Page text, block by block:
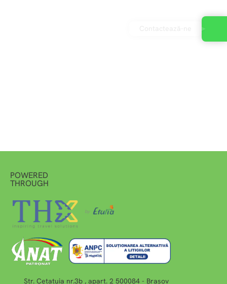
POWERED
THROUGH
Str. Cetatuia nr.3b , apart. 2 500084 - Brasov